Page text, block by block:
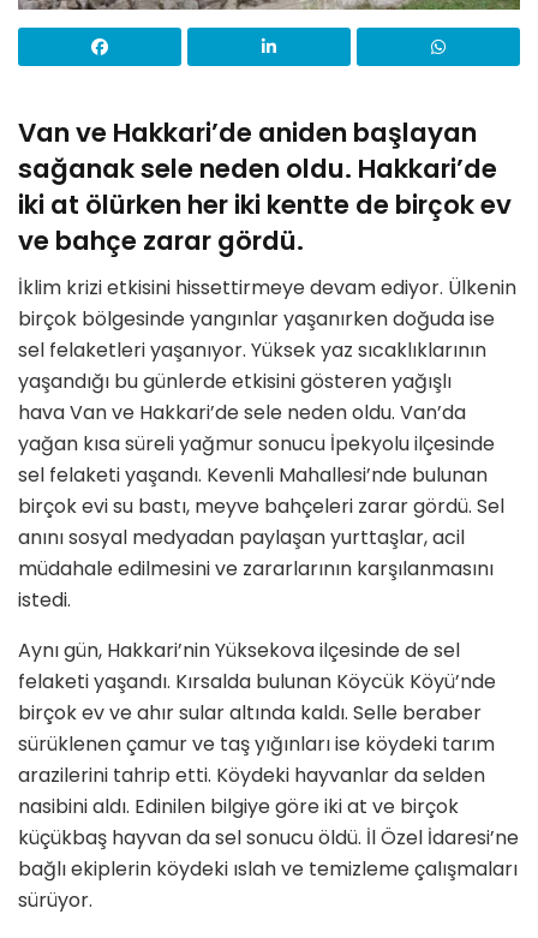
Van ve Hakkari’de aniden başlayan
sağanak sele neden oldu. Hakkari’de
iki at ölürken her iki kentte de birçok ev
ve bahçe zarar gördü.
İklim krizi etkisini hissettirmeye devam ediyor. Ülkenin
birçok bölgesinde yangınlar yaşanırken doğuda ise
sel felaketleri yaşanıyor. Yüksek yaz sıcaklıklarının
yaşandığı bu günlerde etkisini gösteren yağışlı
hava Van ve Hakkari’de sele neden oldu. Van’da
yağan kısa süreli yağmur sonucu İpekyolu ilçesinde
sel felaketi yaşandı. Kevenli Mahallesi’nde bulunan
birçok evi su bastı, meyve bahçeleri zarar gördü. Sel
anını sosyal medyadan paylaşan yurttaşlar, acil
müdahale edilmesini ve zararlarının karşılanmasını
istedi.
Aynı gün, Hakkari’nin Yüksekova ilçesinde de sel
felaketi yaşandı. Kırsalda bulunan Köycük Köyü’nde
birçok ev ve ahır sular altında kaldı. Selle beraber
sürüklenen çamur ve taş yığınları ise köydeki tarım
arazilerini tahrip etti. Köydeki hayvanlar da selden
nasibini aldı. Edinilen bilgiye göre iki at ve birçok
küçükbaş hayvan da sel sonucu öldü. İl Özel İdaresi’ne
bağlı ekiplerin köydeki ıslah ve temizleme çalışmaları
sürüyor.